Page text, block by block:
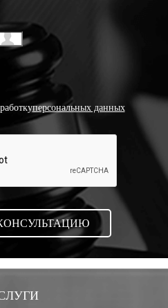
персональных данных